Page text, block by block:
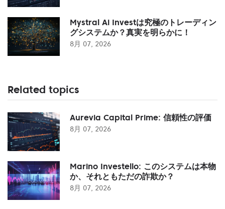
Mystral Ai Investは究極のトレーディン
グシステムか？真実を明らかに！
8月 07, 2026
Related topics
Aurevia Capital Prime: 信頼性の評価
8月 07, 2026
Marino Investello: このシステムは本物
か、それともただの詐欺か？
8月 07, 2026